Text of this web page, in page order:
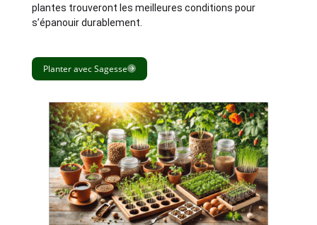
plantes trouveront les meilleures conditions pour
s’épanouir durablement.
Planter avec Sagesse